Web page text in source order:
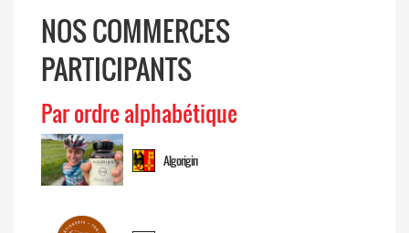
NOS COMMERCES
PARTICIPANTS
Par ordre alphabétique
Algorigin